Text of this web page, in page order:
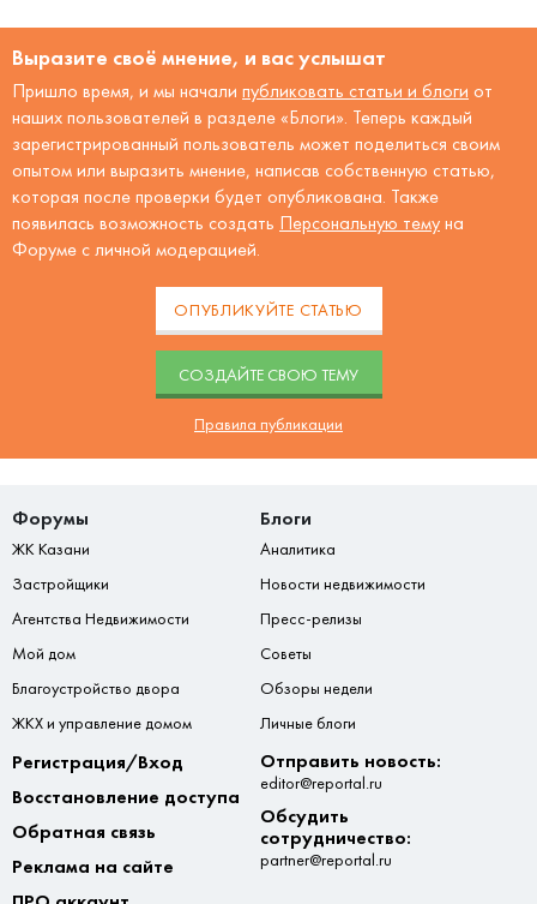
Выразите своё мнение, и вас услышат
Пришло время, и мы начали публиковать статьи и блоги от
наших пользователей в разделе «Блоги». Теперь каждый
зарегистрированный пользователь может поделиться своим
опытом или выразить мнение, написав собственную статью,
которая после проверки будет опубликована. Также
появилась возможность создать Персональную тему на
Форуме с личной модерацией.
ОПУБЛИКУЙТЕ СТАТЬЮ
CОЗДАЙТЕ СВОЮ ТЕМУ
Правила публикации
Форумы
ЖК Казани
Застройщики
Агентства Недвижимости
Мой дом
Благоустройство двора
ЖКХ и управление домом
Блоги
Аналитика
Новости недвижимости
Пресс-релизы
Советы
Обзоры недели
Личные блоги
Регистрация/Вход
Восстановление доступа
Обратная связь
Реклама на сайте
Отправить новость:
editor@reportal.ru
Обсудить
сотрудничество:
partner@reportal.ru